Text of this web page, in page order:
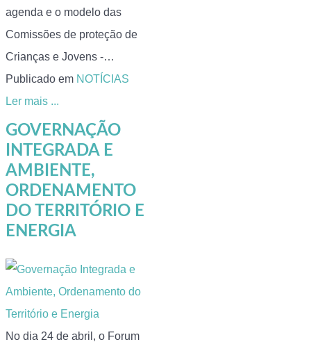
agenda e o modelo das
Comissões de proteção de
Crianças e Jovens -…
Publicado em NOTÍCIAS
Ler mais ...
GOVERNAÇÃO
INTEGRADA E
AMBIENTE,
ORDENAMENTO
DO TERRITÓRIO E
ENERGIA
No dia 24 de abril, o Forum